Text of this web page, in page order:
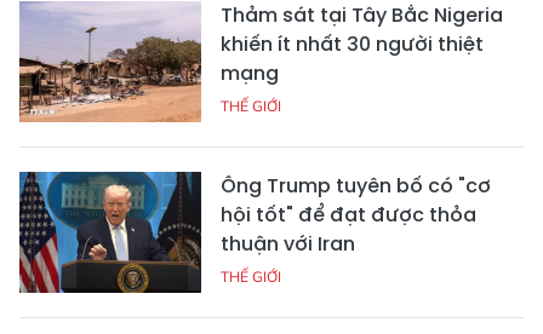
Thảm sát tại Tây Bắc Nigeria
khiến ít nhất 30 người thiệt
mạng
THẾ GIỚI
Ông Trump tuyên bố có "cơ
hội tốt" để đạt được thỏa
thuận với Iran
THẾ GIỚI